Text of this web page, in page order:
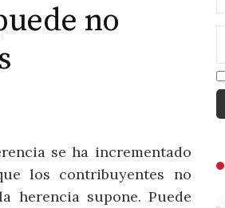
no
se ha incrementado
los contribuyentes no
herencia supone. Puede